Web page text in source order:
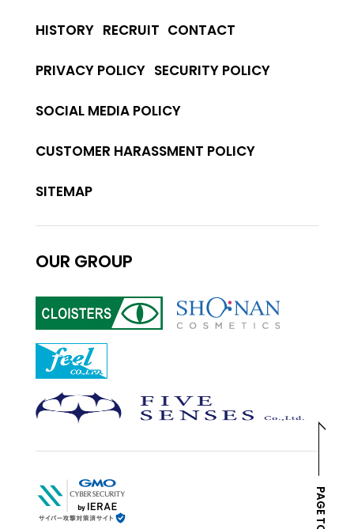
PAGE TOP
HISTORY RECRUIT CONTACT
PRIVACY POLICY SECURITY POLICY
SOCIAL MEDIA POLICY
CUSTOMER HARASSMENT POLICY
SITEMAP
OUR GROUP